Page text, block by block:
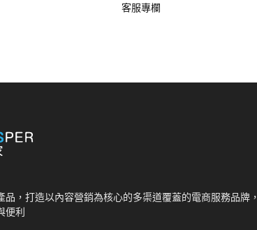
客服專欄
，打造以內容營銷為核心的多渠道覆蓋的電商服務品牌，
便利